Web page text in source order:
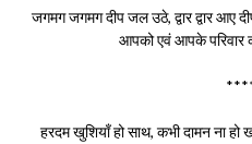
जगमग जगमग दीप जल उठे, द्वार द्वार आए
आपको एवं आपके परिवार
हरदम खुशियाँ हो साथ, कभी दामन ना